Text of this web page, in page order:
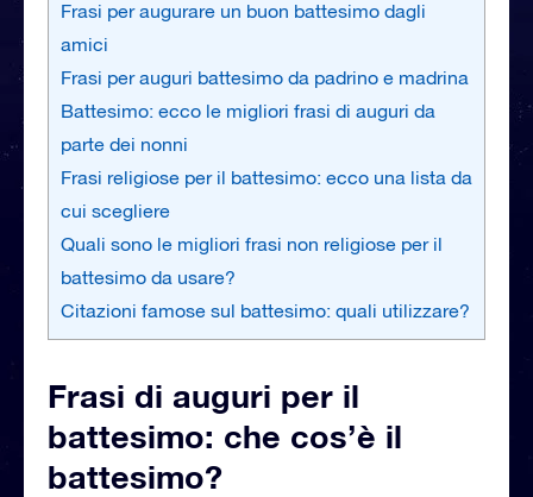
Frasi per augurare un buon battesimo dagli
amici
Frasi per auguri battesimo da padrino e madrina
Battesimo: ecco le migliori frasi di auguri da
parte dei nonni
Frasi religiose per il battesimo: ecco una lista da
cui scegliere
Quali sono le migliori frasi non religiose per il
battesimo da usare?
Citazioni famose sul battesimo: quali utilizzare?
Frasi di auguri per il
battesimo: che cos’è il
battesimo?